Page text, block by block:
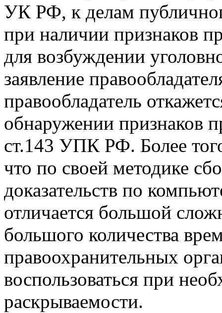
УК РФ, к делам
при наличии признаков
для возбуждении
заявление
правообладатель
обнаружении признаков
ст.143 УПК РФ. Более
что по своей методике
доказательств по
отличается большой
большого количества
правоохранительных
воспользоваться при
раскрываемости.